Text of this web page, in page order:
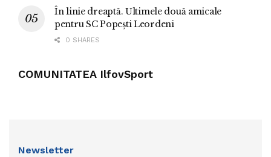
În linie dreaptă. Ultimele două amicale
pentru SC Popești Leordeni
0 SHARES
COMUNITATEA IlfovSport
Newsletter